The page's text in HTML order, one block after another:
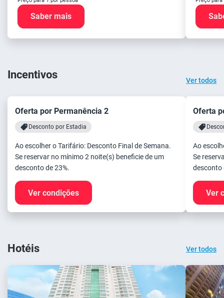
Saber mais
Incentivos Ver todos
Oferta por Permanência 2
Desconto por Estadia
Ao escolher o Tarifário: Desconto Final de Semana.
Se reservar no mínimo 2 noite(s) beneficie de um
desconto de 23%.
Ver condições
Oferta
Ao
Se
desconto
Ver
Hotéis Ver todos